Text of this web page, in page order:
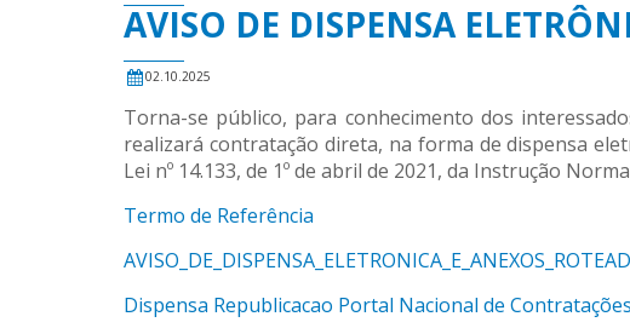
AVISO DE DISPENSA
02.10.2025
Torna-se público, para conhecimento dos
realizará contratação direta, na forma de dispensa
Lei nº 14.133, de 1º de abril de 2021, da Instrução
Termo de Referência
Dispensa Republicacao Portal Nacional de